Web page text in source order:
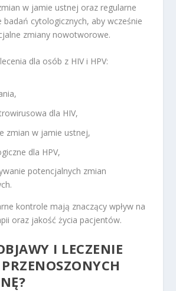
w jamie ustnej oraz regularne
badań cytologicznych, aby wcześnie
zmiany nowotworowe.
dla osób z HIV i HPV:
dla HIV,
zmian w jamie ustnej,
dla HPV,
potencjalnych zmian
kontrole mają znaczący wpływ na
oraz jakość życia pacjentów.
I LECZENIE